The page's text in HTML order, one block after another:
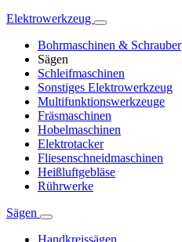
Elektrowerkzeug
Bohrmaschinen & Schrauber
Sägen
Schleifmaschinen
Sonstiges Elektrowerkzeug
Multifunktionswerkzeuge
Fräsmaschinen
Hobelmaschinen
Elektrotacker
Fliesenschneidmaschinen
Heißluftgebläse
Rührwerke
Sägen